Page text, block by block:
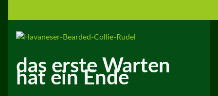
das erste Warten
hat ein Ende